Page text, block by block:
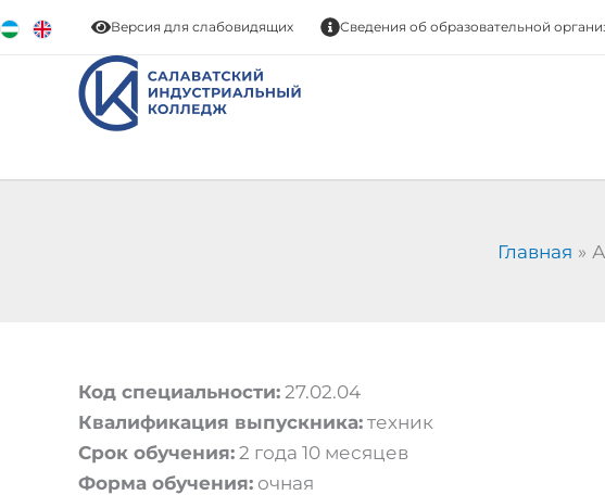
Перейти
к
содержимому
Версия для слабовидящих Сведения об образовательной
Главная
Код специальности: 27.02.04
Квалификация выпускника: техник
Срок обучения: 2 года 10 месяцев
Форма обучения: очная